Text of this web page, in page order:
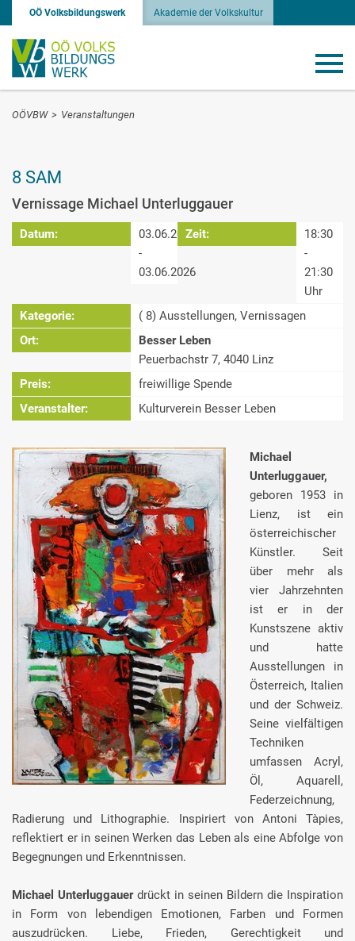
OÖ Volksbildungswerk Akademie der Volkskultur
OÖVBW > Veranstaltungen
8 SAM
Vernissage Michael Unterluggauer
Datum:
03.06.2026
-
03.06.2026
Zeit:
18:30
-
21:30
Uhr
Kategorie:
( 8) Ausstellungen, Vernissagen
Ort:
Besser Leben
Peuerbachstr 7, 4040 Linz
Preis:
freiwillige Spende
Veranstalter:
Kulturverein Besser Leben
Michael
Unterluggauer,
geboren 1953 in
Lienz, ist ein
österreichischer
Künstler. Seit
über mehr als
vier Jahrzehnten
ist er in der
Kunstszene aktiv
und hatte
Ausstellungen in
Österreich, Italien
und der Schweiz.
Seine vielfältigen
Techniken
umfassen Acryl,
Öl, Aquarell,
Federzeichnung,
Radierung und Lithographie. Inspiriert von Antoni Tàpies,
reflektiert er in seinen Werken das Leben als eine Abfolge von
Begegnungen und Erkenntnissen.
Michael Unterluggauerdrückt in seinen Bildern die Inspiration
in Form von lebendigen Emotionen, Farben und Formen
auszudrücken. Liebe, Frieden, Gerechtigkeit und